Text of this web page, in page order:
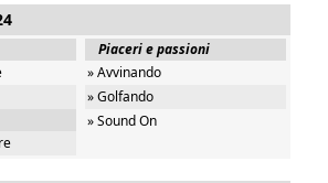
Piaceri e passioni
» Avvinando
» Golfando
» Sound On